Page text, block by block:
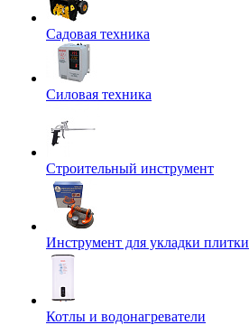
Садовая техника
Силовая техника
Строительный инструмент
Инструмент для укладки плитки
Котлы и водонагреватели